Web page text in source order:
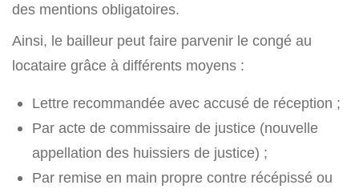
des mentions obligatoires.
Ainsi, le bailleur peut faire parvenir le congé au
locataire grâce à différents moyens :
Lettre recommandée avec accusé de réception ;
Par acte de commissaire de justice (nouvelle
appellation des huissiers de justice) ;
Par remise en main propre contre récépissé ou